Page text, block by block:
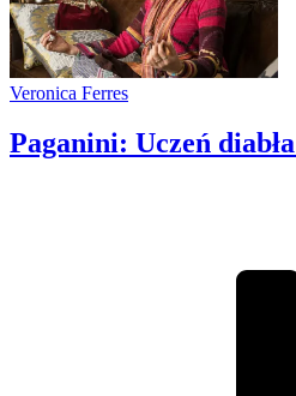
Veronica Ferres
Paganini: Uczeń diabła